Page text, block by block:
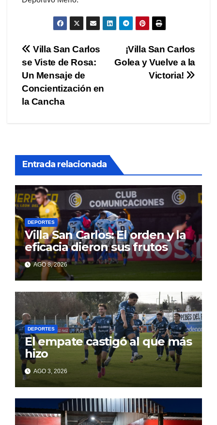
Navegación
de
entradas
¡Villa San Carlos
Golea y Vuelve a la
Victoria!
Villa San Carlos
se Viste de Rosa:
Un Mensaje de
Concientización en
la Cancha
Entrada relacionada
DEPORTES
Villa San Carlos: El orden y la
eficacia dieron sus frutos
AGO 8, 2026
DEPORTES
El empate castigó al que más
hizo
AGO 3, 2026